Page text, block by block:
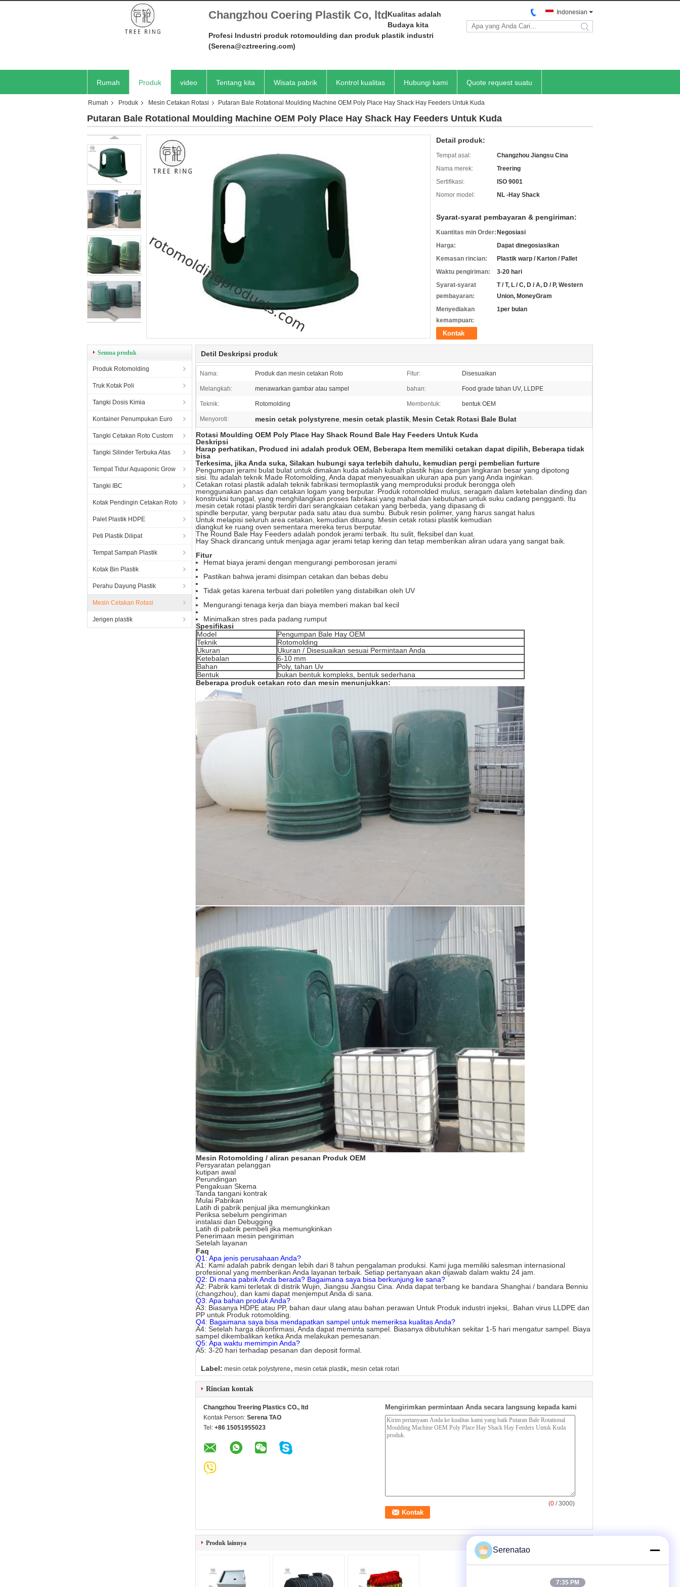
Changzhou Coering Plastik Co, ltdKualitas adalah
Budaya kita
Profesi Industri produk rotomoulding dan produk plastik industri
(Serena@cztreering.com)
Indonesian
search
Rumah Produk video Tentang kita Wisata pabrik Kontrol kualitas Hubungi kami Quote request suatu
Rumah Produk Mesin Cetakan Rotasi Putaran Bale Rotational Moulding Machine OEM Poly Place Hay Shack Hay Feeders Untuk Kuda
Putaran Bale Rotational Moulding Machine OEM Poly Place Hay Shack Hay Feeders Untuk Kuda
Detail produk:
Tempat asal:
Changzhou Jiangsu Cina
Nama merek:
Treering
Sertifikasi:
ISO 9001
Nomor model:
NL -Hay Shack
Syarat-syarat pembayaran & pengiriman:
Kuantitas min Order: Negosiasi
Harga:
Dapat dinegosiasikan
Kemasan rincian:
Plastik warp / Karton / Pallet
Waktu pengiriman:
3-20 hari
Syarat-syarat
pembayaran:
T / T, L / C, D / A, D / P, Western
Union, MoneyGram
Menyediakan
kemampuan:
1per bulan
Kontak
Semua produk
Produk Rotomolding
Truk Kotak Poli
Tangki Dosis Kimia
Kontainer Penumpukan Euro
Tangki Cetakan Roto Custom
Tangki Silinder Terbuka Atas
Tempat Tidur Aquaponic Grow
Tangki IBC
Kotak Pendingin Cetakan Roto
Palet Plastik HDPE
Peti Plastik Dilipat
Tempat Sampah Plastik
Kotak Bin Plastik
Perahu Dayung Plastik
Mesin Cetakan Rotasi
Jerigen plastik
Detil Deskripsi produk
Nama: Produk dan mesin cetakan Roto Fitur: Disesuaikan
Melangkah: menawarkan gambar atau sampel bahan: Food grade tahan UV, LLDPE
Teknik: Rotomolding Membentuk: bentuk OEM
Menyoroti: mesin cetak polystyrene, mesin cetak plastik, Mesin Cetak Rotasi Bale Bulat
Rotasi Moulding OEM Poly Place Hay Shack Round Bale Hay Feeders Untuk Kuda
Deskripsi
Harap perhatikan, Producd ini adalah produk OEM, Beberapa Item memiliki cetakan dapat dipilih, Beberapa tidak
bisa
Terkesima, jika Anda suka, Silakan hubungi saya terlebih dahulu, kemudian pergi pembelian furture
Pengumpan jerami bulat bulat untuk dimakan kuda adalah kubah plastik hijau dengan lingkaran besar yang dipotong
sisi. Itu adalah teknik Made Rotomolding, Anda dapat menyesuaikan ukuran apa pun yang Anda inginkan.
Cetakan rotasi plastik adalah teknik fabrikasi termoplastik yang memproduksi produk berongga oleh
menggunakan panas dan cetakan logam yang berputar. Produk rotomolded mulus, seragam dalam ketebalan dinding dan
konstruksi tunggal, yang menghilangkan proses fabrikasi yang mahal dan kebutuhan untuk suku cadang pengganti. Itu
mesin cetak rotasi plastik terdiri dari serangkaian cetakan yang berbeda, yang dipasang di
spindle berputar, yang berputar pada satu atau dua sumbu. Bubuk resin polimer, yang harus sangat halus
Untuk melapisi seluruh area cetakan, kemudian dituang. Mesin cetak rotasi plastik kemudian
diangkut ke ruang oven sementara mereka terus berputar.
The Round Bale Hay Feeders adalah pondok jerami terbaik. Itu sulit, fleksibel dan kuat.
Hay Shack dirancang untuk menjaga agar jerami tetap kering dan tetap memberikan aliran udara yang sangat baik.
Fitur
Hemat biaya jerami dengan mengurangi pemborosan jerami
Pastikan bahwa jerami disimpan cetakan dan bebas debu
Tidak getas karena terbuat dari polietilen yang distabilkan oleh UV
Mengurangi tenaga kerja dan biaya memberi makan bal kecil
Minimalkan stres pada padang rumput
Spesifikasi
Model
Pengumpan Bale Hay OEM
Teknik
Rotomolding
Ukuran
Ukuran / Disesuaikan sesuai Permintaan Anda
Ketebalan
6-10 mm
Bahan
Poly, tahan Uv
Bentuk
bukan bentuk kompleks, bentuk sederhana
Beberapa produk cetakan roto dan mesin menunjukkan:
Mesin Rotomolding / aliran pesanan Produk OEM
Persyaratan pelanggan
kutipan awal
Perundingan
Pengakuan Skema
Tanda tangani kontrak
Mulai Pabrikan
Latih di pabrik penjual jika memungkinkan
Periksa sebelum pengiriman
instalasi dan Debugging
Latih di pabrik pembeli jika memungkinkan
Penerimaan mesin pengiriman
Setelah layanan
Faq
Q1: Apa jenis perusahaan Anda?
A1: Kami adalah pabrik dengan lebih dari 8 tahun pengalaman produksi. Kami juga memiliki salesman internasional
profesional yang memberikan Anda layanan terbaik. Setiap pertanyaan akan dijawab dalam waktu 24 jam.
Q2: Di mana pabrik Anda berada? Bagaimana saya bisa berkunjung ke sana?
A2: Pabrik kami terletak di distrik Wujin, Jiangsu Jiangsu Cina. Anda dapat terbang ke bandara Shanghai / bandara Benniu
(changzhou), dan kami dapat menjemput Anda di sana.
Q3: Apa bahan produk Anda?
A3: Biasanya HDPE atau PP, bahan daur ulang atau bahan perawan Untuk Produk industri injeksi,.
Bahan virus LLDPE dan
PP untuk Produk rotomolding.
Q4: Bagaimana saya bisa mendapatkan sampel untuk memeriksa kualitas Anda?
A4: Setelah harga dikonfirmasi, Anda dapat meminta sampel. Biasanya dibutuhkan sekitar 1-5 hari mengatur sampel. Biaya
sampel dikembalikan ketika Anda melakukan pemesanan.
Q5: Apa waktu memimpin Anda?
A5: 3-20 hari terhadap pesanan dan deposit formal.
Label: mesin cetak polystyrene, mesin cetak plastik, mesin cetak rotari
Rincian kontak
Changzhou Treering Plastics CO., ltd
Kontak Person: Serena TAO
Tel: +86 15051955023
Mengirimkan permintaan Anda secara langsung kepada kami
(0 / 3000)
Produk lainnya
Serenatao
7:35 PM